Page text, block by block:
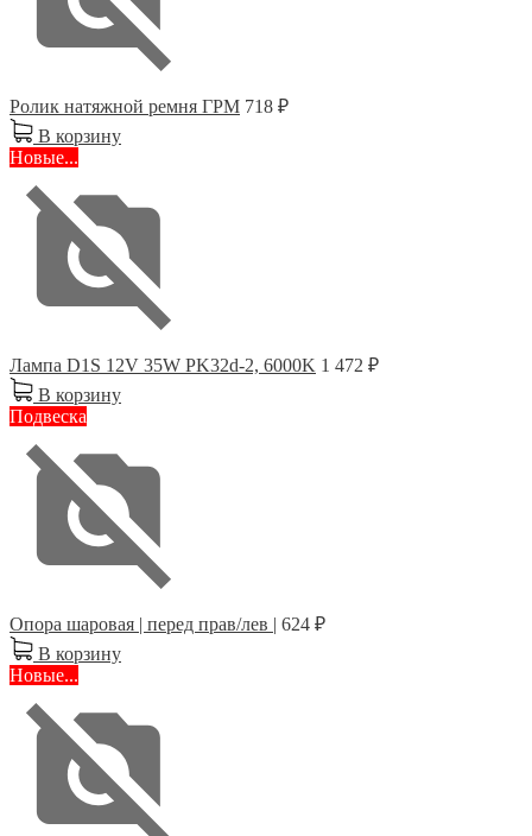
Ролик натяжной ремня ГРМ 718 ₽
В корзину
Новые...
Лампа D1S 12V 35W PK32d-2, 6000K 1 472 ₽
В корзину
Подвеска
Опора шаровая | перед прав/лев | 624 ₽
В корзину
Новые...